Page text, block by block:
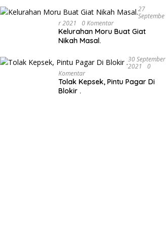
27
Septembe
R 2021
0 Komentar
Kelurahan Moru Buat Giat
Nikah Masal.
30 September
2021
0
Komentar
Tolak Kepsek, Pintu Pagar Di
Blokir .